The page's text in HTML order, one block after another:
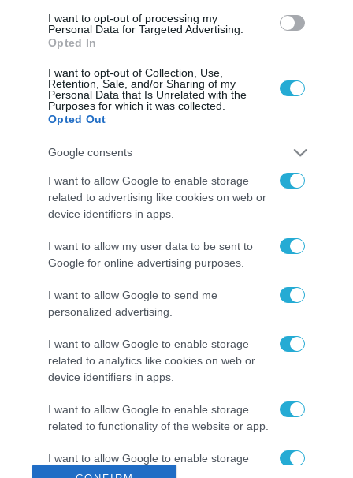
I want to opt-out of processing my
Personal Data for Targeted Advertising.
Opted In
I want to opt-out of Collection, Use,
Retention, Sale, and/or Sharing of my
Personal Data that Is Unrelated with the
Purposes for which it was collected.
Opted Out
Google consents
I want to allow Google to enable storage
related to advertising like cookies on web or
device identifiers in apps.
I want to allow my user data to be sent to
Google for online advertising purposes.
I want to allow Google to send me
personalized advertising.
I want to allow Google to enable storage
related to analytics like cookies on web or
device identifiers in apps.
I want to allow Google to enable storage
related to functionality of the website or app.
I want to allow Google to enable storage
related to personalization.
ΡΟΗ ΕΙΔΗΣΕΩΝ
Το χρηματοδοτούμενο
από την ΕΕ έργο “The
Gaming Police”
ενισχύει την ασφάλεια
των παιδιών στο
διαδίκτυο
31.07.2026
ΑΑΔΕ: Διευκρινίσεις
για τα πρόστιμα σε
αφορούν τους ΦΗΜ
Σ. Καλαφάτης: «Η
Τεχνητή Νοημοσύνη
δεν είναι απλώς μια
μια νέα βιομηχανική
επανάσταση»
Νέος οδηγός του ΕΚΤ
των ελληνικών